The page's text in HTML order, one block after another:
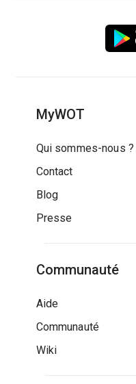
MyWOT
Qui sommes-nous ?
Contact
Blog
Presse
Communauté
Aide
Communauté
Wiki